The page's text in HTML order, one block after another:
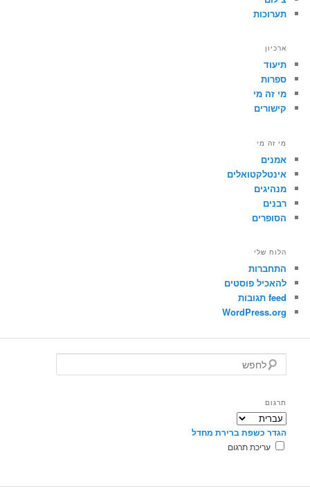
תערוכות
ארכיון
תיעוד
ספרות
מי זה מי
קישורים
מי זה מי
אמנים
אינטלקטואלים
מנהיגים
רבנים
הסופרים
הלוח שלי
התחברות
להאכיל פוסטים
feed תגובות
WordPress.org
ח
ש
תרגום
הגדר כשפת ברירת מחדל
עריכת תרגום